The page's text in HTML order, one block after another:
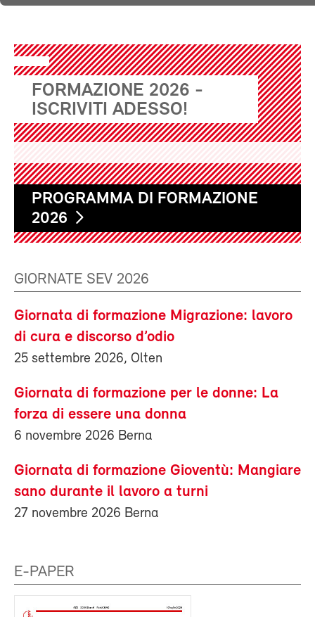
FORMAZIONE 2026 -
ISCRIVITI ADESSO!
PROGRAMMA DI FORMAZIONE
2026
GIORNATE SEV 2026
Giornata di formazione Migrazione: lavoro
di cura e discorso d’odio
25 settembre 2026, Olten
Giornata di formazione per le donne: La
forza di essere una donna
6 novembre 2026 Berna
Giornata di formazione Gioventù: Mangiare
sano durante il lavoro a turni
27 novembre 2026 Berna
E-PAPER